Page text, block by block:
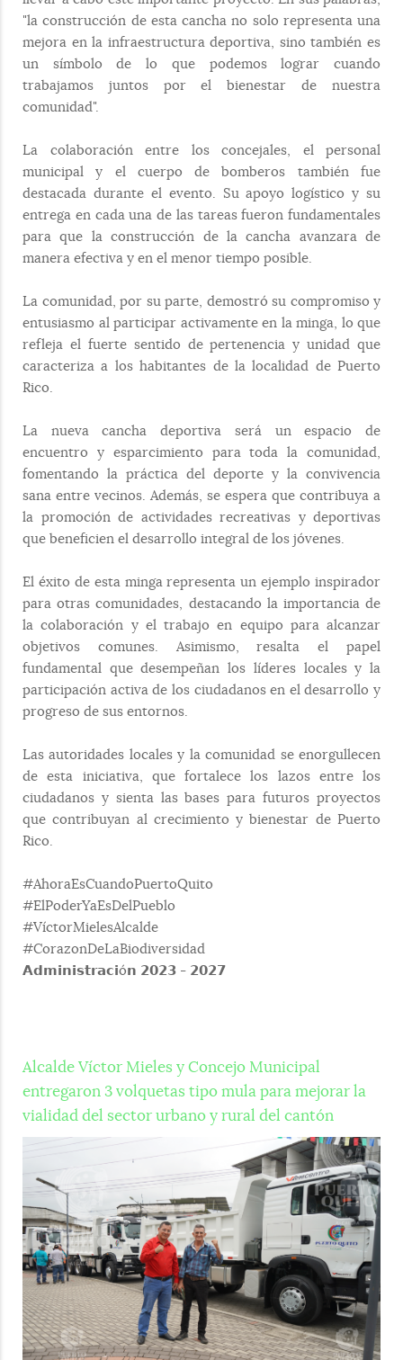
"la construcción de esta cancha no solo representa una
mejora en la infraestructura deportiva, sino también es
un símbolo de lo que podemos lograr cuando
trabajamos juntos por el bienestar de nuestra
comunidad".
La colaboración entre los concejales, el personal
municipal y el cuerpo de bomberos también fue
destacada durante el evento. Su apoyo logístico y su
entrega en cada una de las tareas fueron fundamentales
para que la construcción de la cancha avanzara de
manera efectiva y en el menor tiempo posible.
La comunidad, por su parte, demostró su compromiso y
entusiasmo al participar activamente en la minga, lo que
refleja el fuerte sentido de pertenencia y unidad que
caracteriza a los habitantes de la localidad de Puerto
Rico.
La nueva cancha deportiva será un espacio de
encuentro y esparcimiento para toda la comunidad,
fomentando la práctica del deporte y la convivencia
sana entre vecinos. Además, se espera que contribuya a
la promoción de actividades recreativas y deportivas
que beneficien el desarrollo integral de los jóvenes.
El éxito de esta minga representa un ejemplo inspirador
para otras comunidades, destacando la importancia de
la colaboración y el trabajo en equipo para alcanzar
objetivos comunes. Asimismo, resalta el papel
fundamental que desempeñan los líderes locales y la
participación activa de los ciudadanos en el desarrollo y
progreso de sus entornos.
Las autoridades locales y la comunidad se enorgullecen
de esta iniciativa, que fortalece los lazos entre los
ciudadanos y sienta las bases para futuros proyectos
que contribuyan al crecimiento y bienestar de Puerto
Rico.
#AhoraEsCuandoPuertoQuito
#ElPoderYaEsDelPueblo
#VíctorMielesAlcalde
#CorazonDeLaBiodiversidad
𝗔𝗱𝗺𝗶𝗻𝗶𝘀𝘁𝗿𝗮𝗰𝗶ó𝗻 𝟮𝟬𝟮𝟯 - 𝟮𝟬𝟮𝟳
Alcalde Víctor Mieles y Concejo Municipal
entregaron 3 volquetas tipo mula para mejorar la
vialidad del sector urbano y rural del cantón